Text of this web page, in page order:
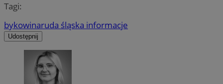
Tagi:
bykowinaruda śląska informacje
Udostępnij